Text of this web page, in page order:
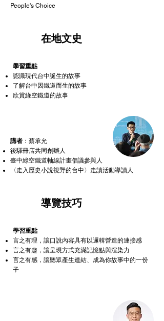
People's Choice
在地文史
學習重點
認識現代台中誕生的故事
了解台中因鐵道而生的故事
​欣賞綠空鐵道的故事
講者 ：蔡承允
後驛冊店共同創辦人
臺中綠空鐵道軸線計畫倡議參與人
〈走入歷史小說視野的台中〉走讀活動導讀人
​導覽技巧
學習重點
言之有理，讓口說內容具有以邏輯營造的連接感
言之有趣，讓呈現方式充滿記憶點與渲染力
言之有感，讓聽眾產生連結、成為你故事中的一份
子​